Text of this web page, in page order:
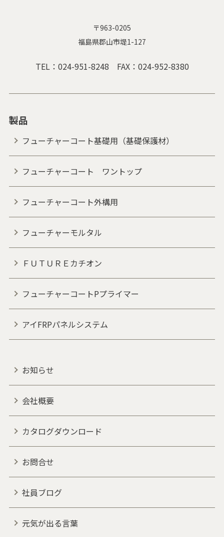
〒963-0205
福島県郡山市堤1-127
TEL： 024-951-8248 FAX：024-952-8380
製品
フューチャーコート基礎用（基礎保護材）
フューチャーコート ワントップ
フューチャーコート外構用
フューチャーモルタル
ＦＵＴＵＲＥカチオン
フューチャーコートPプライマー
アイFRPパネルシステム
お知らせ
会社概要
カタログダウンロード
お問合せ
社員ブログ
元気が出る言葉